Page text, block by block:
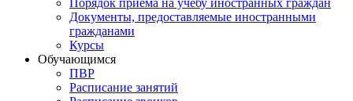
Порядок приема на учебу иностранных граждан
Документы, предоставляемые иностранными
гражданами
Курсы
Обучающимся
ПВР
Расписание занятий